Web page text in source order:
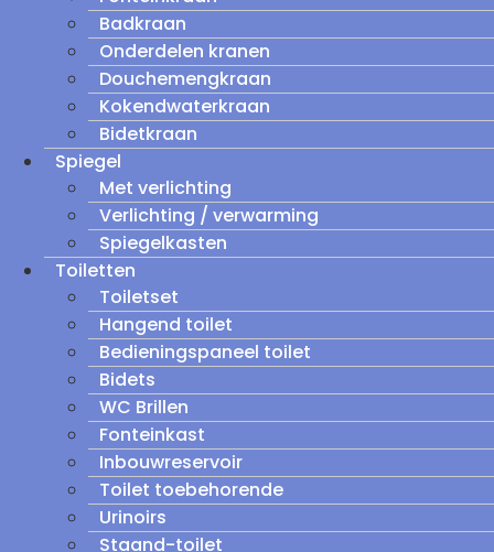
Badkraan
Onderdelen kranen
Douchemengkraan
Kokendwaterkraan
Bidetkraan
Spiegel
Met verlichting
Verlichting / verwarming
Spiegelkasten
Toiletten
Toiletset
Hangend toilet
Bedieningspaneel toilet
Bidets
WC Brillen
Fonteinkast
Inbouwreservoir
Toilet toebehorende
Urinoirs
Staand-toilet